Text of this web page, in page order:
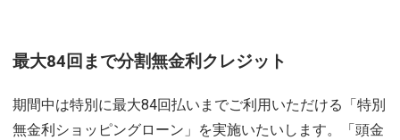
最大84回まで分割無金利クレジット
期間中は特別に最大84回払いまでご利用いただける「特別
無金利ショッピングローン」を実施いたいします。「頭金